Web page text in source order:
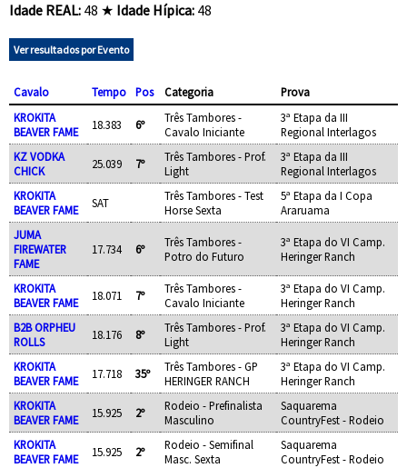
Idade REAL:48 ★ Idade Hípica:48
Ver resultados por Evento
Cavalo Tempo Pos Categoria
Prova
KROKITA
BEAVER FAME
18.383 6º
Três Tambores -
Cavalo Iniciante
3ª Etapa da III
Regional Interlagos
KZ VODKA
CHICK
25.039 7º
Três Tambores - Prof.
Light
3ª Etapa da III
Regional Interlagos
KROKITA
BEAVER FAME
SAT
Três Tambores - Test
Horse Sexta
5ª Etapa da I Copa
Araruama
JUMA
FIREWATER
FAME
17.734 6º
Três Tambores -
Potro do Futuro
3ª Etapa do VI Camp.
Heringer Ranch
KROKITA
BEAVER FAME
18.071 7º
Três Tambores -
Cavalo Iniciante
3ª Etapa do VI Camp.
Heringer Ranch
B2B ORPHEU
ROLLS
18.176 8º
Três Tambores - Prof.
Light
3ª Etapa do VI Camp.
Heringer Ranch
KROKITA
BEAVER FAME
17.718 35º
Três Tambores - GP
HERINGER RANCH
3ª Etapa do VI Camp.
Heringer Ranch
KROKITA
BEAVER FAME
15.925 2º
Rodeio - Prefinalista
Masculino
Saquarema
CountryFest - Rodeio
KROKITA
BEAVER FAME
15.925 2º
Rodeio - Semifinal
Masc. Sexta
Saquarema
CountryFest - Rodeio